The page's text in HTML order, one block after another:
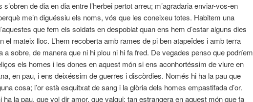
s’obren de dia en dia entre l’herbei pertot arreu; m’agradaria enviar-vos-en
me’n diguéssiu els noms, vós que les coneixeu totes. Habitem una
que fem els soldats en despoblat quan ens hem d’estar alguns dies
el mateix lloc. L’hem recoberta amb rames de pi ben atapeïdes i amb terra
a sobre, de manera que ni hi plou ni hi fa fred. De vegades penso que podríem
els homes i les dones en aquest món si ens aconhortéssim de viure en
en pau, i ens deixéssim de guerres i discòrdies. Només hi ha la pau que
cosa; l’or està esquitxat de sang i la glòria dels homes empastifada d’or.
ha la pau, que vol dir amor, que valgui; tan estrangera en aquest món que fa